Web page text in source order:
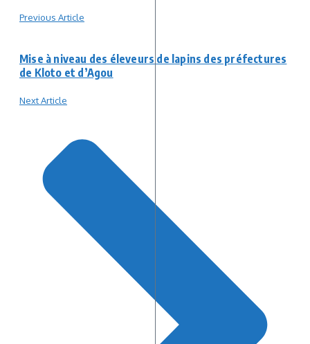
Previous Article
Mise à niveau des éleveurs de lapins des préfectures
de Kloto et d’Agou
Next Article